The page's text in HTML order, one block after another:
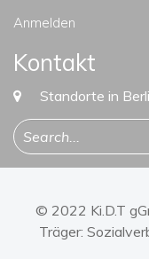
Anmelden
Kontakt
Standorte in
© 2022 Ki.D.T
Träger: